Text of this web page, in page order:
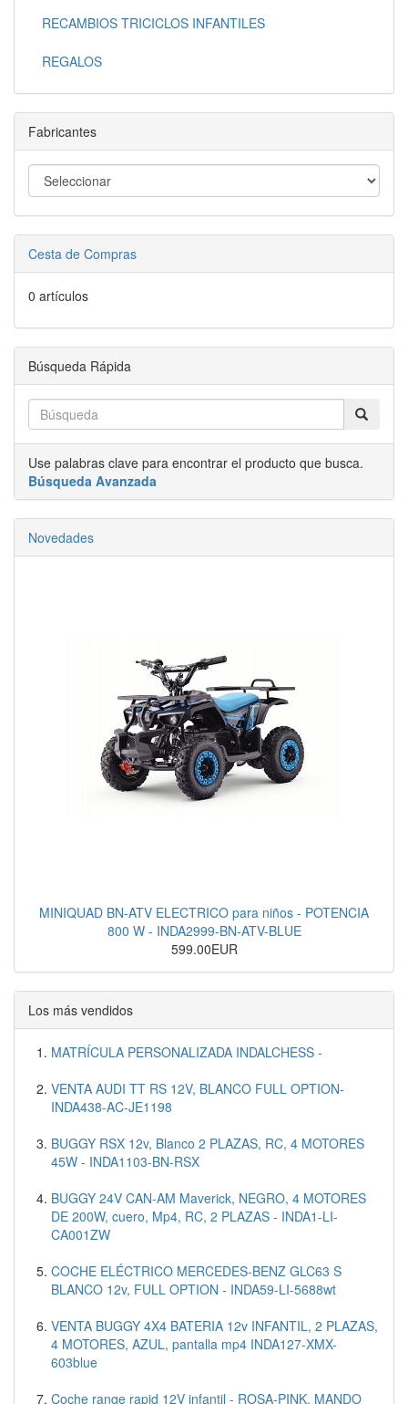
RECAMBIOS TRICICLOS INFANTILES
REGALOS
Fabricantes
Cesta de Compras
0 artículos
Búsqueda Rápida
Use palabras clave para encontrar el producto que busca.
Búsqueda Avanzada
Novedades
MINIQUAD BN-ATV ELECTRICO para niños - POTENCIA
800 W - INDA2999-BN-ATV-BLUE
599.00EUR
Los más vendidos
MATRÍCULA PERSONALIZADA INDALCHESS -
VENTA AUDI TT RS 12V, BLANCO FULL OPTION-
INDA438-AC-JE1198
BUGGY RSX 12v, Blanco 2 PLAZAS, RC, 4 MOTORES
45W - INDA1103-BN-RSX
BUGGY 24V CAN-AM Maverick, NEGRO, 4 MOTORES
DE 200W, cuero, Mp4, RC, 2 PLAZAS - INDA1-LI-
CA001ZW
COCHE ELÉCTRICO MERCEDES-BENZ GLC63 S
BLANCO 12v, FULL OPTION - INDA59-LI-5688wt
VENTA BUGGY 4X4 BATERIA 12v INFANTIL, 2 PLAZAS,
4 MOTORES, AZUL, pantalla mp4 INDA127-XMX-
603blue
Coche range rapid 12V infantil - ROSA-PINK, MANDO